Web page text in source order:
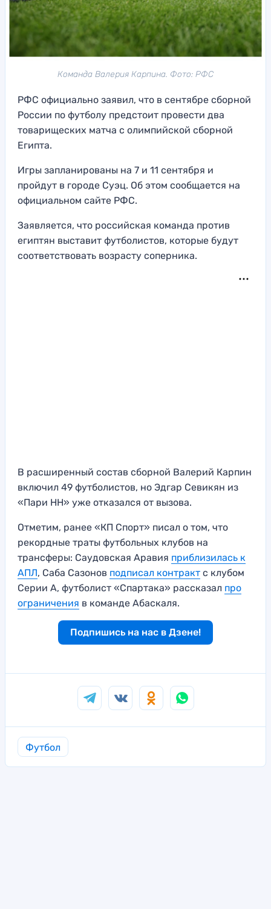
Команда Валерия Карпина. Фото: РФС
РФС официально заявил, что в сентябре сборной
России по футболу предстоит провести два
товарищеских матча с олимпийской сборной
Египта.
Игры запланированы на 7 и 11 сентября и
пройдут в городе Суэц. Об этом сообщается на
официальном сайте РФС.
Заявляется, что российская команда против
египтян выставит футболистов, которые будут
соответствовать возрасту соперника.
В расширенный состав сборной Валерий Карпин
включил 49 футболистов, но Эдгар Севикян из
«Пари НН» уже отказался от вызова.
Отметим, ранее «КП Спорт» писал о том, что
рекордные траты футбольных клубов на
трансферы: Саудовская Аравия приблизилась к
АПЛ, Саба Сазонов подписал контракт с клубом
Серии А, футболист «Спартака» рассказал про
ограничения в команде Абаскаля.
Подпишись на нас в Дзене!
Футбол